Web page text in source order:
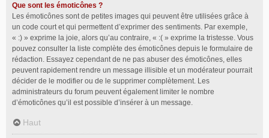
Que sont les émoticônes ?
Les émoticônes sont de petites images qui peuvent être utilisées grâce à
un code court et qui permettent d’exprimer des sentiments. Par exemple,
« :) » exprime la joie, alors qu’au contraire, « :( » exprime la tristesse. Vous
pouvez consulter la liste complète des émoticônes depuis le formulaire de
rédaction. Essayez cependant de ne pas abuser des émoticônes, elles
peuvent rapidement rendre un message illisible et un modérateur pourrait
décider de le modifier ou de le supprimer complètement. Les
administrateurs du forum peuvent également limiter le nombre
d’émoticônes qu’il est possible d’insérer à un message.
Haut